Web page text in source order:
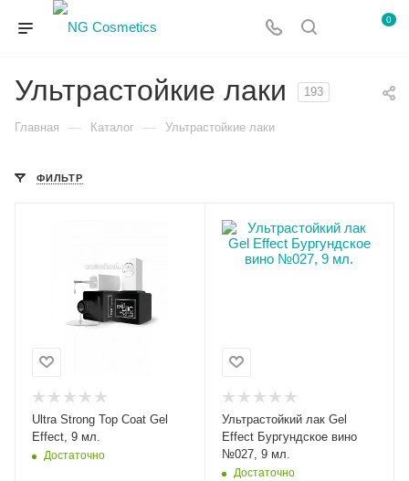
0
Ультрастойкие лаки 193
Главная — Каталог — Ультрастойкие лаки
ФИЛЬТР
Ultra Strong Top Coat Gel
Effect, 9 мл.
Достаточно
Ультрастойкий лак Gel
Effect Бургундское вино
№027, 9 мл.
Достаточно